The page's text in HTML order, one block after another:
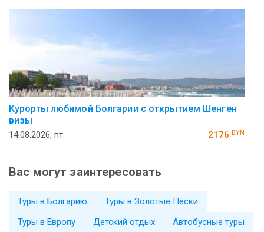
Курорты любимой Болгарии с открытием Шенген
визы
14.08.2026, пт 2176 BYN
Вас могут заинтересовать
Туры в Болгарию
Туры в Золотые Пески
Туры в Европу
Детский отдых
Автобусные туры